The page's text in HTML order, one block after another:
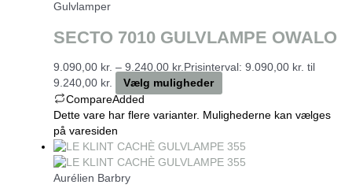
Gulvlamper
SECTO 7010 GULVLAMPE OWALO
9.090,00 kr. – 9.240,00 kr. Prisinterval: 9.090,00 kr. til
9.240,00 kr.
Vælg muligheder
CompareAdded
Dette vare har flere varianter. Mulighederne kan vælges
på varesiden
Aurélien Barbry